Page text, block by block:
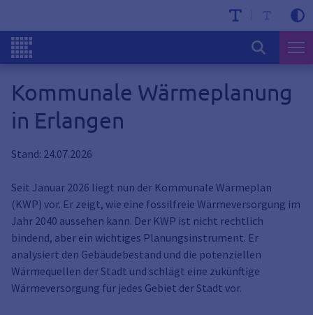
Kommunale Wärmeplanung
in Erlangen
Stand: 24.07.2026
Seit Januar 2026 liegt nun der Kommunale Wärmeplan
(KWP) vor. Er zeigt, wie eine fossilfreie Wärmeversorgung im
Jahr 2040 aussehen kann. Der KWP ist nicht rechtlich
bindend, aber ein wichtiges Planungsinstrument. Er
analysiert den Gebäudebestand und die potenziellen
Wärmequellen der Stadt und schlägt eine zukünftige
Wärmeversorgung für jedes Gebiet der Stadt vor.